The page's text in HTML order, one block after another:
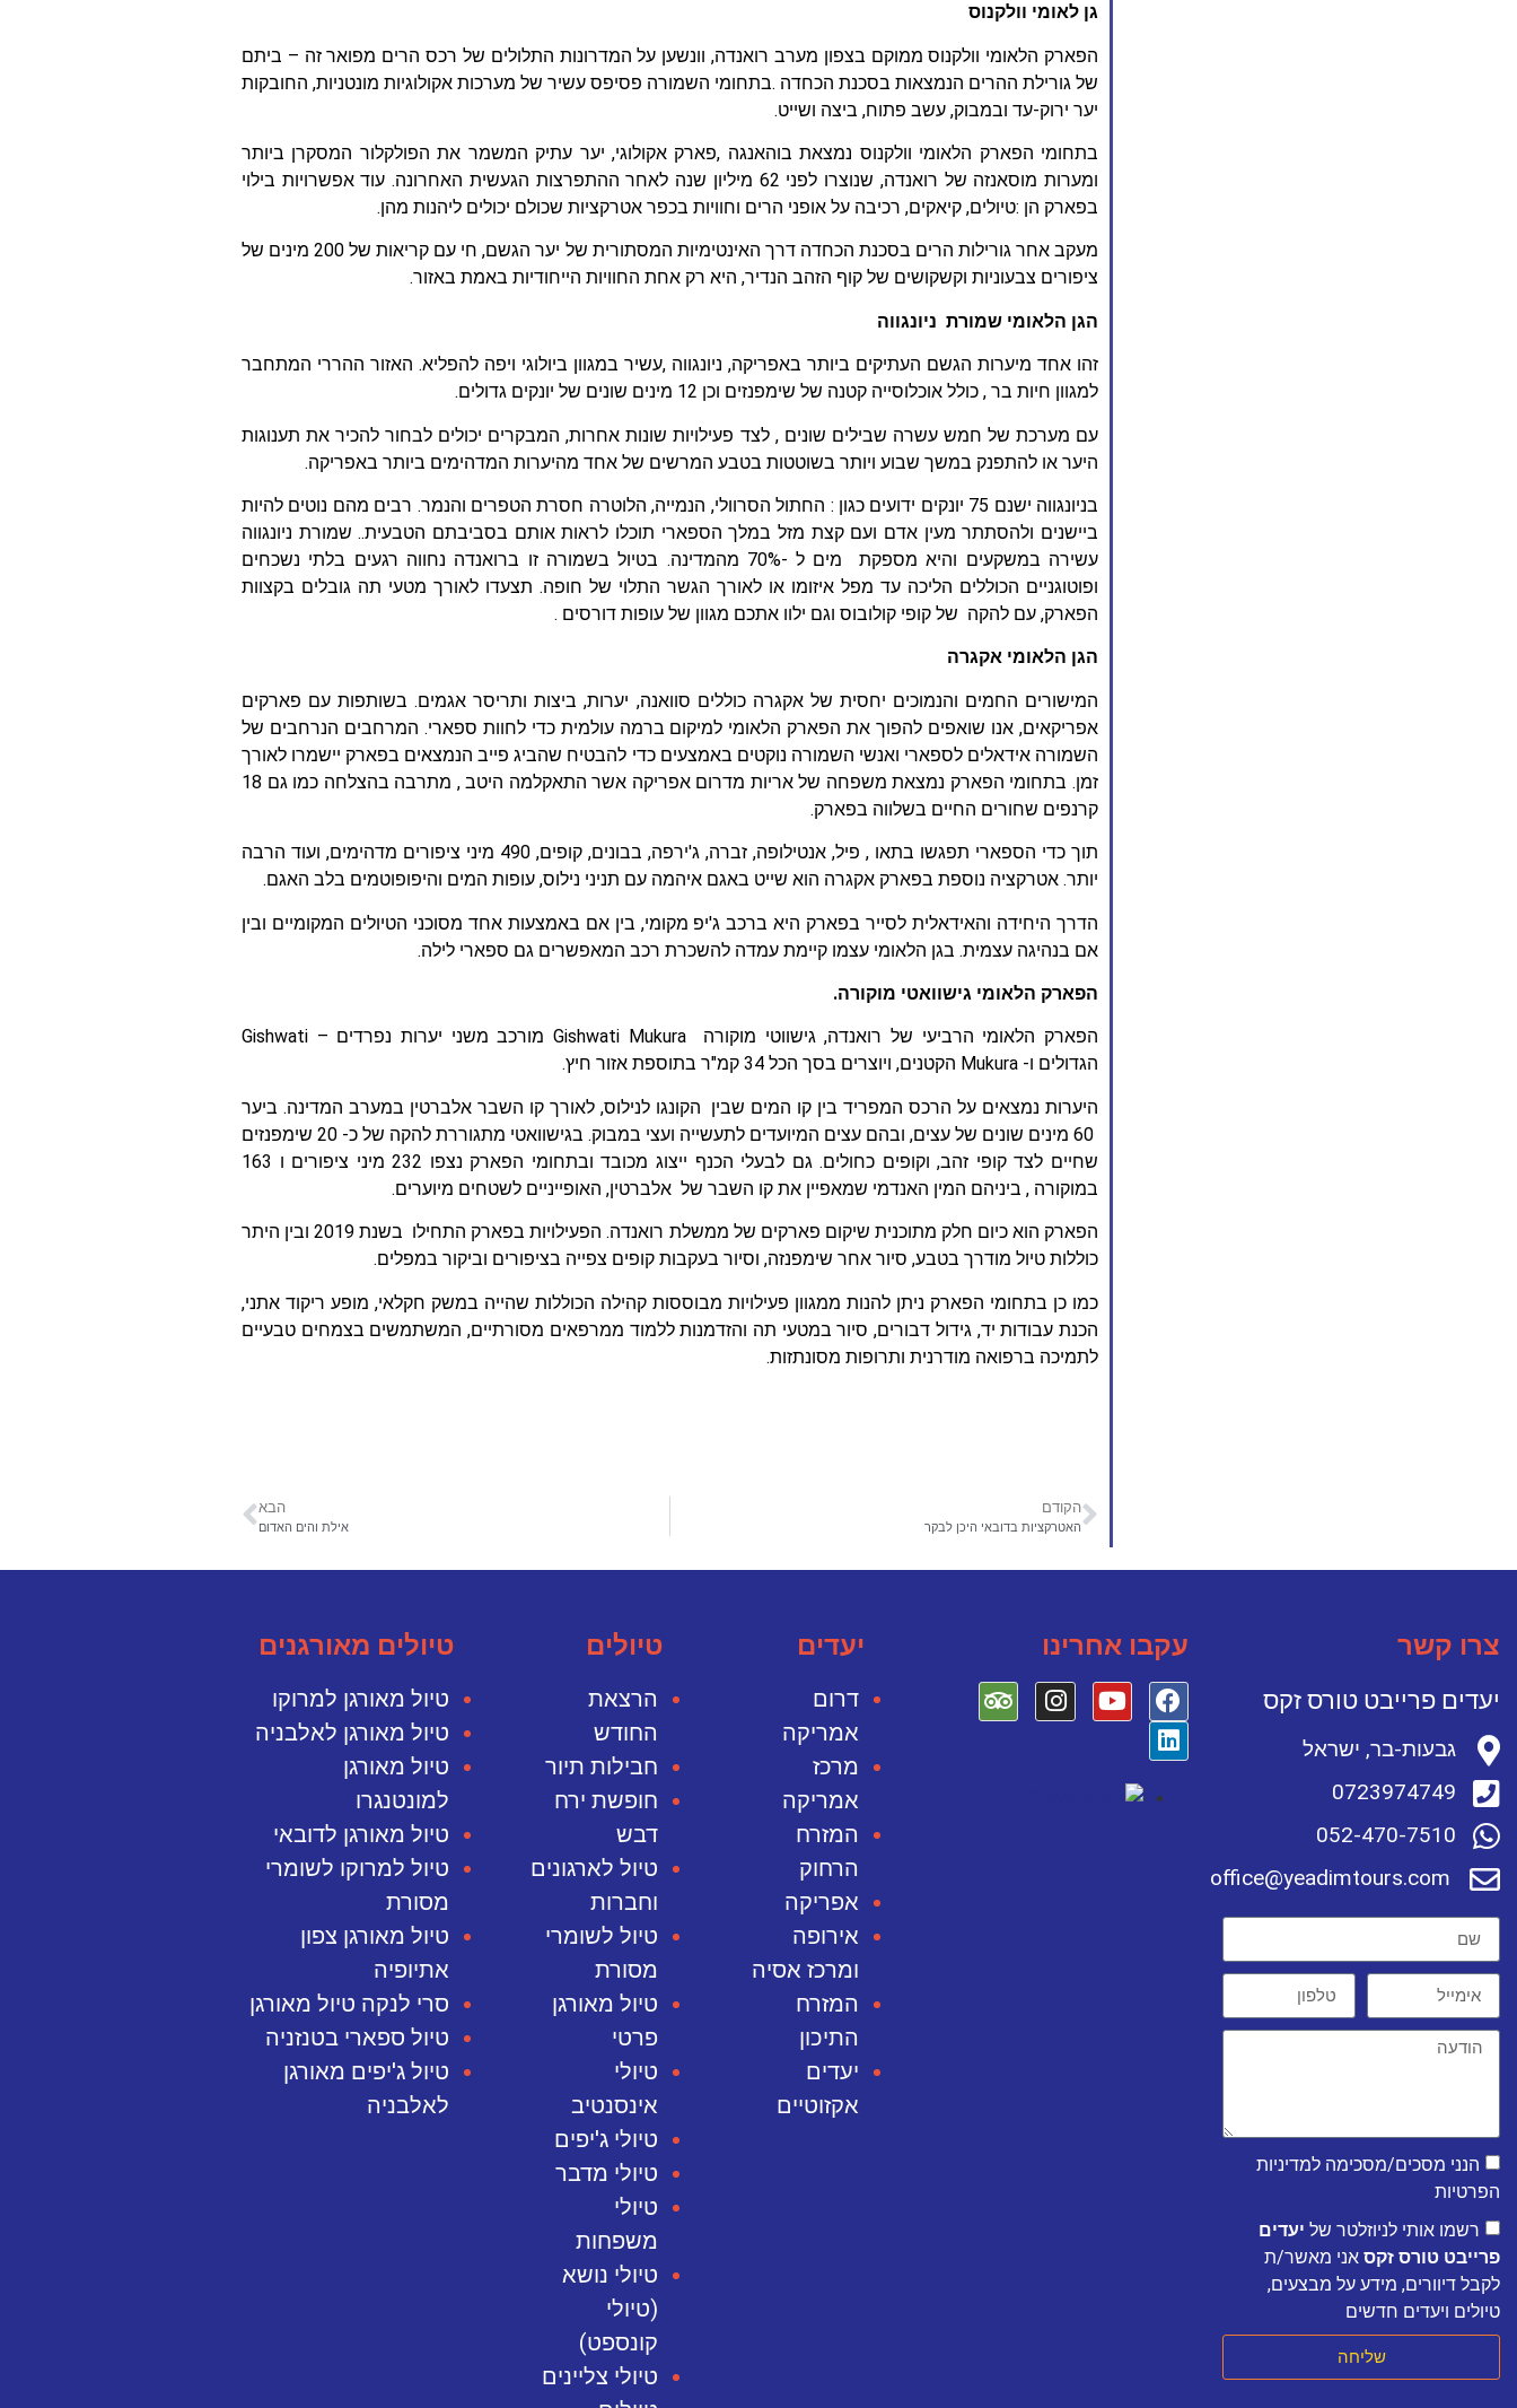
גן לאומי וולקנוס
הפארק הלאומי וולקנוס ממוקם בצפון מערב רואנדה, וונשען על המדרונות התלולים של רכס הרים מפואר זה – ביתם
של גורילת ההרים הנמצאות בסכנת הכחדה .בתחומי השמורה פסיפס עשיר של מערכות אקולוגיות מונטניות, החובקות
יער ירוק-עד ובמבוק, עשב פתוח, ביצה ושייט.
בתחומי הפארק הלאומי וולקנוס נמצאת בוהאנגה ,פארק אקולוגי, יער עתיק המשמר את הפולקלור המסקרן ביותר
ומערות מוסאנזה של רואנדה, שנוצרו לפני 62 מיליון שנה לאחר ההתפרצות הגעשית האחרונה. עוד אפשרויות בילוי
בפארק הן :טיולים, קיאקים, רכיבה על אופני הרים וחוויות בכפר אטרקציות שכולם יכולים ליהנות מהן.
מעקב אחר גורילות הרים בסכנת הכחדה דרך האינטימיות המסתורית של יער הגשם, חי עם קריאות של 200 מינים של
ציפורים צבעוניות וקשקושים של קוף הזהב הנדיר, היא רק אחת החוויות הייחודיות באמת באזור.
הגן הלאומי שמורת ניונגווה
זהו אחד מיערות הגשם העתיקים ביותר באפריקה, ניונגווה ,עשיר במגוון ביולוגי ויפה להפליא. האזור ההררי המתחבר
למגוון חיות בר , כולל אוכלוסייה קטנה של שימפנזים וכן 12 מינים שונים של יונקים גדולים.
עם מערכת של חמש עשרה שבילים שונים , לצד פעילויות שונות אחרות, המבקרים יכולים לבחור להכיר את תענוגות
היער או להתפנק במשך שבוע ויותר בשוטטות בטבע המרשים של אחד מהיערות המדהימים ביותר באפריקה.
בניונגווה ישנם 75 יונקים ידועים כגון : החתול הסרוולי, הנמייה, הלוטרה חסרת הטפרים והנמר. רבים מהם נוטים להיות
ביישנים ולהסתתר מעין אדם ועם קצת מזל במלך הספארי תוכלו לראות אותם בסביבתם הטבעית.. שמורת ניונגווה
עשירה במשקעים והיא מספקת מים ל -70% מהמדינה. בטיול בשמורה זו ברואנדה נחווה רגעים בלתי נשכחים
ופוטוגניים הכוללים הליכה עד מפל איזומו או לאורך הגשר התלוי של חופה. תצעדו לאורך מטעי תה גובלים בקצוות
הפארק, עם להקה של קופי קולובוס וגם ילוו אתכם מגוון של עופות דורסים .
הגן הלאומי אקגרה
המישורים החמים והנמוכים יחסית של אקגרה כוללים סוואנה, יערות, ביצות ותריסר אגמים. בשותפות עם פארקים
אפריקאים, אנו שואפים להפוך את הפארק הלאומי למיקום ברמה עולמית כדי לחוות ספארי. המרחבים הנרחבים של
השמורה אידאלים לספארי ואנשי השמורה נוקטים באמצעים כדי להבטיח שהביג פייב הנמצאים בפארק יישמרו לאורך
זמן. בתחומי הפארק נמצאת משפחה של אריות מדרום אפריקה אשר התאקלמה היטב , מתרבה בהצלחה כמו גם 18
קרנפים שחורים החיים בשלווה בפארק.
תוך כדי הספארי תפגשו בתאו , פיל, אנטילופה, זברה, ג'ירפה, בבונים, קופים, 490 מיני ציפורים מדהימים, ועוד הרבה
יותר. אטרקציה נוספת בפארק אקגרה הוא שייט באגם איהמה עם תניני נילוס, עופות המים והיפופוטמים בלב האגם.
הדרך היחידה והאידאלית לסייר בפארק היא ברכב ג'יפ מקומי, בין אם באמצעות אחד מסוכני הטיולים המקומיים ובין
אם בנהיגה עצמית. בגן הלאומי עצמו קיימת עמדה להשכרת רכב המאפשרים גם ספארי לילה.
הפארק הלאומי גישוואטי מוקורה.
הפארק הלאומי הרביעי של רואנדה, גישווטי מוקורה Gishwati Mukura מורכב משני יערות נפרדים – Gishwati
הגדולים ו- Mukura הקטנים, ויוצרים בסך הכל 34 קמ"ר בתוספת אזור חיץ.
היערות נמצאים על הרכס המפריד בין קו המים שבין הקונגו לנילוס, לאורך קו השבר אלברטין במערב המדינה. ביער
60 מינים שונים של עצים, ובהם עצים המיועדים לתעשייה ועצי במבוק. בגישוואטי מתגוררת להקה של כ- 20 שימפנזים
שחיים לצד קופי זהב, וקופים כחולים. גם לבעלי הכנף ייצוג מכובד ובתחומי הפארק נצפו 232 מיני ציפורים ו 163
במוקורה , ביניהם המין האנדמי שמאפיין את קו השבר של אלברטין, האופייניים לשטחים מיוערים.
הפארק הוא כיום חלק מתוכנית שיקום פארקים של ממשלת רואנדה. הפעילויות בפארק התחילו בשנת 2019 ובין היתר
כוללות טיול מודרך בטבע, סיור אחר שימפנזה, וסיור בעקבות קופים צפייה בציפורים וביקור במפלים.
כמו כן בתחומי הפארק ניתן להנות ממגוון פעילויות מבוססות קהילה הכוללות שהייה במשק חקלאי, מופע ריקוד אתני,
הכנת עבודות יד, גידול דבורים, סיור במטעי תה והזדמנות ללמוד ממרפאים מסורתיים, המשתמשים בצמחים טבעיים
לתמיכה ברפואה מודרנית ותרופות מסונתזות.
הקודם
האטרקציות בדובאי היכן לבקר
הבא
אילת והים האדום
צרו קשר
יעדים פרייבט טורס זקס
גבעות-בר, ישראל
0723974749
052-470-7510
הנני מסכים/מסכימה למדיניות
הפרטיות
רשמו אותי לניוזלטר של יעדים
פרייבט טורס זקס אני מאשר/ת
לקבל דיוורים, מידע על מבצעים,
טיולים ויעדים חדשים
שליחה
עקבו אחרינו יעדים
דרום
אמריקה
מרכז
אמריקה
המזרח
הרחוק
אפריקה
אירופה
ומרכז אסיה
המזרח
התיכון
יעדים
אקזוטיים
טיולים
הרצאת
החודש
חבילות תיור
חופשת ירח
דבש
טיול לארגונים
וחברות
טיול לשומרי
מסורת
טיול מאורגן
פרטי
טיולי
אינסנטיב
טיולי ג'יפים
טיולי מדבר
טיולי
משפחות
טיולי נושא
(טיולי
קונספט)
טיולי צליינים
טיולים מאורגנים
טיול מאורגן למרוקו
טיול מאורגן לאלבניה
טיול מאורגן
למונטנגרו
טיול מאורגן לדובאי
טיול למרוקו לשומרי
מסורת
טיול מאורגן צפון
אתיופיה
סרי לנקה טיול מאורגן
טיול ספארי בטנזניה
טיול ג'יפים מאורגן
לאלבניה